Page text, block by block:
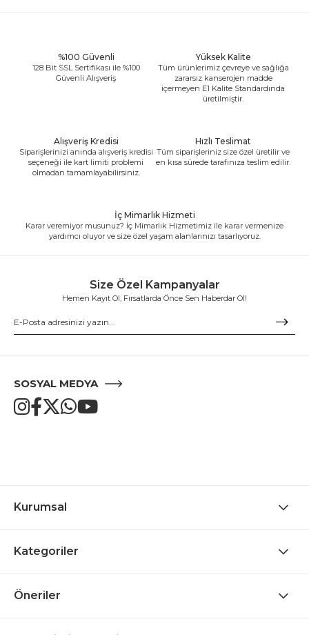
%100 Güvenli
128 Bit SSL Sertifikası ile %100
Güvenli Alışveriş
Yüksek Kalite
Tüm ürünlerimiz çevreye ve sağlığa
zararsız kanserojen madde
içermeyen E1 Kalite Standardında
üretilmiştir.
Alışveriş Kredisi
Siparişlerinizi anında alışveriş kredisi
seçeneği ile kart limiti problemi
olmadan tamamlayabilirsiniz.
Hızlı Teslimat
Tüm siparişleriniz size özel üretilir ve
en kısa sürede tarafınıza teslim edilir.
İç Mimarlık Hizmeti
Karar veremiyor musunuz? İç Mimarlık Hizmetimiz ile karar vermenize
yardımcı oluyor ve size özel yaşam alanlarınızı tasarlıyoruz.
Size Özel Kampanyalar
Hemen Kayıt Ol, Fırsatlarda Önce Sen Haberdar Ol!
SOSYAL MEDYA
Kurumsal
Kategoriler
Öneriler